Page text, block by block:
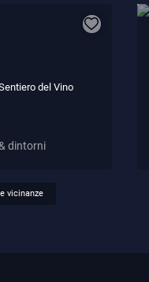
del Vino
dintorni
vicinanze